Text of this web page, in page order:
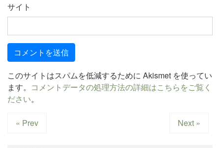
サイト
このサイトはスパムを低減するために Akismet を使ってい
ます。 コメントデータの処理方法の詳細はこちらをご覧く
ださい。
« Prev Next »